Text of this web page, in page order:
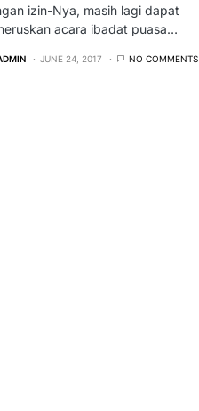
izin-Nya, masih lagi dapat
acara ibadat puasa…
JUNE 24, 2017 NO COMMENTS